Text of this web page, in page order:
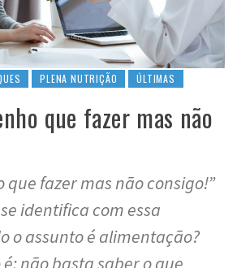
PLENA NUTRIÇÃO ÚLTIMAS
que fazer mas não
que fazer mas não consigo!”
identifica com essa
o assunto é alimentação?
não basta saber o que